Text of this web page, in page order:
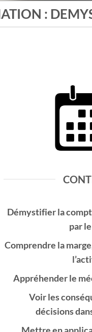
:
Démystifierla
par
Comprendre la
Appréhender le
Voir les
décisions